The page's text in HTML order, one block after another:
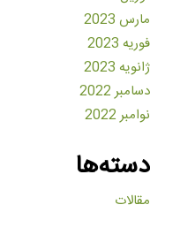
مارس 2023
فوریه 2023
ژانویه 2023
دسامبر 2022
نوامبر 2022
دسته‌ها
مقالات